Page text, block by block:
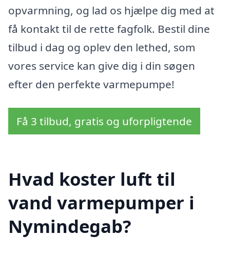
opvarmning, og lad os hjælpe dig med at
få kontakt til de rette fagfolk. Bestil dine
tilbud i dag og oplev den lethed, som
vores service kan give dig i din søgen
efter den perfekte varmepumpe!
Få 3 tilbud, gratis og uforpligtende
Hvad koster luft til
vand varmepumper i
Nymindegab?